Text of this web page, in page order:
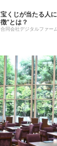
宝くじが当たる人
徴”とは？
合同会社デジタルファー